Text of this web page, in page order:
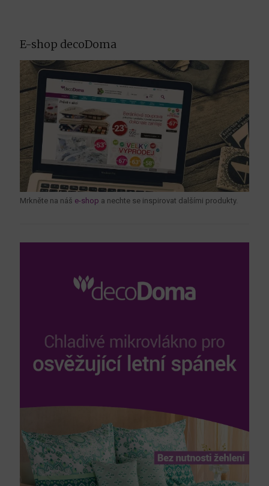
E-shop decoDoma
Mrkněte na náš e-shop a nechte se inspirovat dalšími produkty.